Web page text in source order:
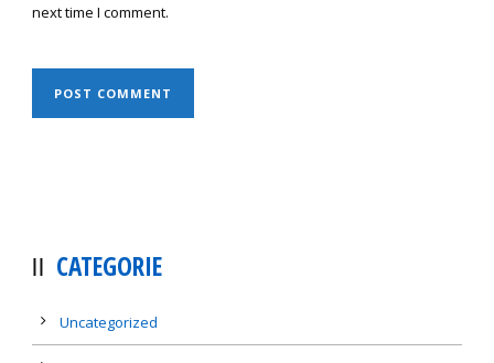
next time I comment.
CATEGORIE
Uncategorized